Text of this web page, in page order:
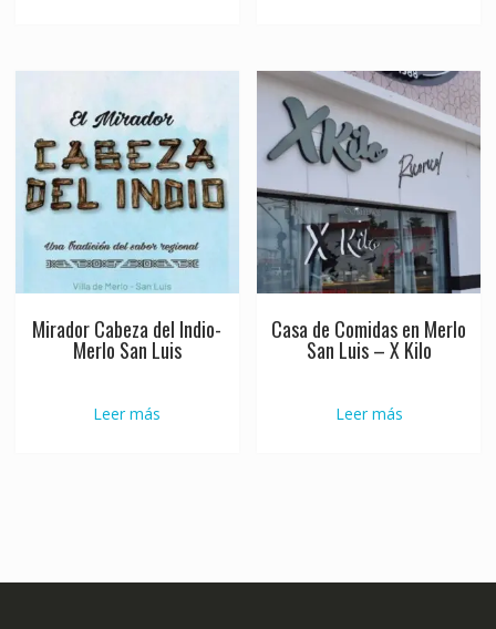
Mirador Cabeza del Indio-
Merlo San Luis
Leer más
Casa de Comidas en Merlo
San Luis – X Kilo
Leer más